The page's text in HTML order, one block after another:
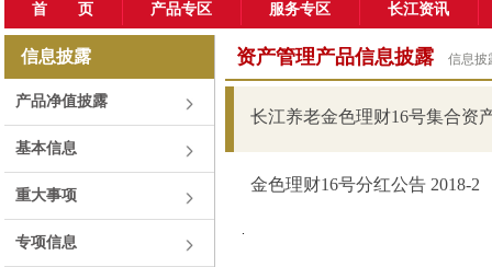
首 页 产品专区 服务专区 长江资讯
信息披露
产品净值披露
基本信息
重大事项
专项信息
资产管理产品信息披露 信息披
长江养老金色理财16号集合资
金色理财16号分红公告 2018-2
.